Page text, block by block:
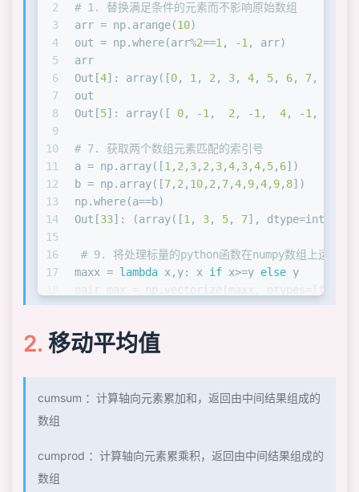
2
3
4
5
6
7
8
9
10
11
12
13
14
15
16
17
19
21
24
25
29
# 1. 替换满足条件的元素而不影响原始数组
arr = np.arange(10)
out = np.where(arr%2==1 , -1 , arr)
arr
Out[4]: array([0, 1 , 2 , 3, 4, 5, 6, 7,
out
Out[5]: array([ 0, -1 , 2 , -1 , 4, -1 ,
# 7. 获取两个数组元素匹配的索引号
a = np.array([1 , 2 , 3, 2 , 3,4, 3,4, 5, 6])
b = np.array([7, 2 , 10, 2 , 7,4, 9,4, 9, 8])
np.where(a==b)
Out[33]: (array([1 , 3, 5, 7], dtype=int64),)
# 9. 将处理标量的python函数在numpy数组上运行
maxx = lambda x,y: x if x>=y else y
pair_max = np.vectorize(maxx, otypes=[float
a = np.array([5,7,9,8,6,4,5])
pair_max(a,b)
# 18. 导入含有数字和文本的数据集，并保持的文本完
移动平均值
cumsum ：计算轴向元素累加和，返回由中间结果组成的
数组
cumprod ：计算轴向元素累乘积，返回由中间结果组成的
数组